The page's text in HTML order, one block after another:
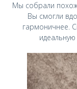
Мы собрали
Вы смогли
гармоничнее.